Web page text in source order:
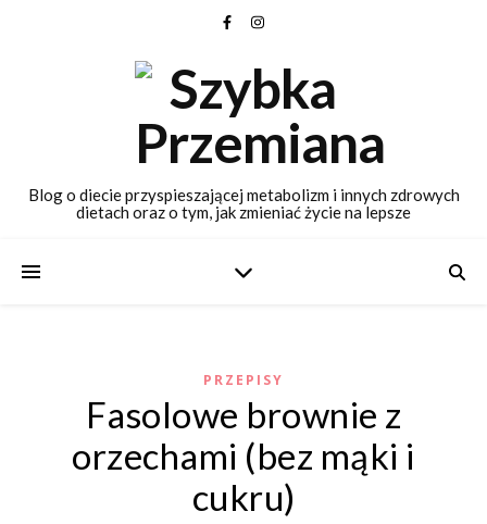
Blog o diecie przyspieszającej metabolizm i innych zdrowych
dietach oraz o tym, jak zmieniać życie na lepsze
PRZEPISY
Fasolowe brownie z
orzechami (bez mąki i
cukru)